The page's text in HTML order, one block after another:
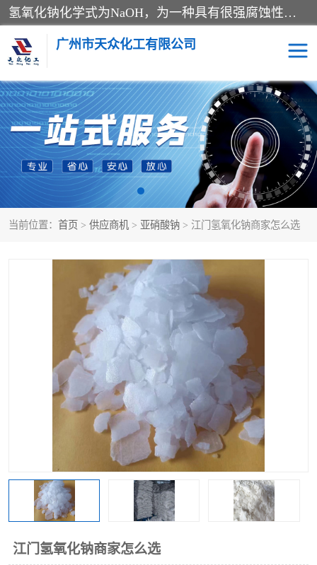
氢氧化钠化学式为NaOH，为一种具有很强腐蚀性的强碱，一般为片状或颗粒形态，易溶于水(溶于水时放热)并形成碱性溶液，另有潮解性，易吸取空气中的水蒸气(潮解)和(变质)。NaOH是化学实验室其中一种必备的化学品，亦为常见的化工品之一。纯品是无色透明的晶体。密度2.130g/cm3。熔点318.4℃。沸点1390℃。工业品含有少量的氯化和碳酸，是白色不透明的晶体。
广州市天众化工有限公司
当前位置： 首页 > 供应商机 > 亚硝酸钠 > 江门氢氧化钠商家怎么选
江门氢氧化钠商家怎么选
亚硝酸钠 氢氧化钠
纯碱 硫代硫酸钠
草酸 醋酸钠
聚合氯化铝 焦磷酸二氢二钠
焦亚硫酸钠 磷酸三钠
一水葡萄糖
聚丙烯酰胺 一水柠檬酸
磷酸氢二钠 葡萄糖酸钠
氯酸钠 磷酸二氢钾
三聚磷酸钠
保险粉 工业白糖
过硫酸钠 过硫酸铵
尿素